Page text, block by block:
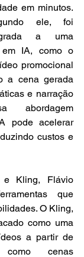
em minutos.
ele, foi
a uma
em IA, como o
promocional
a cena gerada
e narração
abordagem
pode acelerar
custos e
Kling, Flávio
que
O Kling,
como uma
a partir de
como cenas